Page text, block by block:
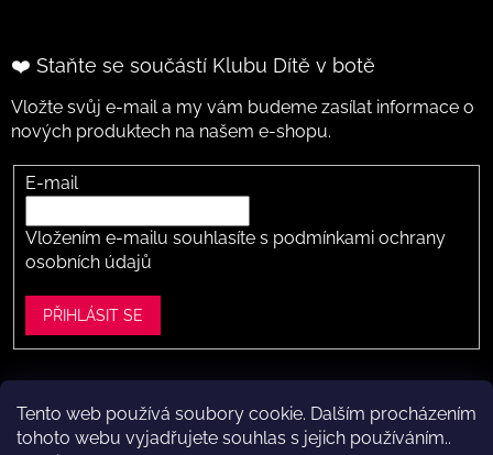
Tento web používá soubory cookie. Dalším procházením
tohoto webu vyjadřujete souhlas s jejich používáním..
❤️ Staňte se součástí Klubu Dítě v botě
Vložte svůj e-mail a my vám budeme zasílat informace o
nových produktech na našem e-shopu.
E-mail
Vložením e-mailu souhlasíte s podmínkami ochrany
osobních údajů
PŘIHLÁSIT SE
Vytvořil Shoptet